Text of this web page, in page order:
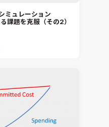
ミュレーション
課題を克服（その2）